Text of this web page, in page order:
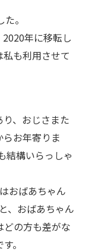
。
年に移転し
も利用させて
、おじさまた
お年寄りま
結構いらっしゃ
おばあちゃん
、おばあちゃん
の方も差がな
。